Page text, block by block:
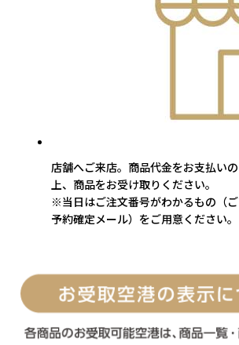
店舗へご来店。商品代金をお支払いの
上、商品をお受け取りください。
※当日はご注文番号がわかるもの（ご
予約確定メール）をご用意ください。